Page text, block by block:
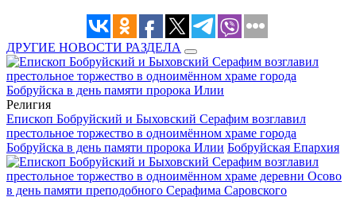
ДРУГИЕ НОВОСТИ РАЗДЕЛА
Религия
Епископ Бобруйский и Быховский Серафим возглавил
престольное торжество в одноимённом храме города
Бобруйска в день памяти пророка Илии Бобруйская Епархия